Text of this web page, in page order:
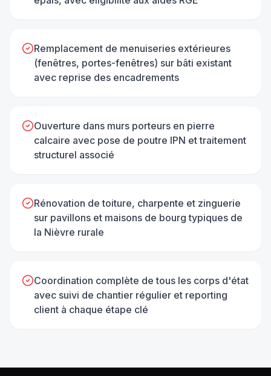
Remplacement de menuiseries extérieures
(fenêtres, portes-fenêtres) sur bâti existant
avec reprise des encadrements
Ouverture dans murs porteurs en pierre
calcaire avec pose de poutre IPN et traitement
structurel associé
Rénovation de toiture, charpente et zinguerie
sur pavillons et maisons de bourg typiques de
la Nièvre rurale
Coordination complète de tous les corps d'état
avec suivi de chantier régulier et reporting
client à chaque étape clé